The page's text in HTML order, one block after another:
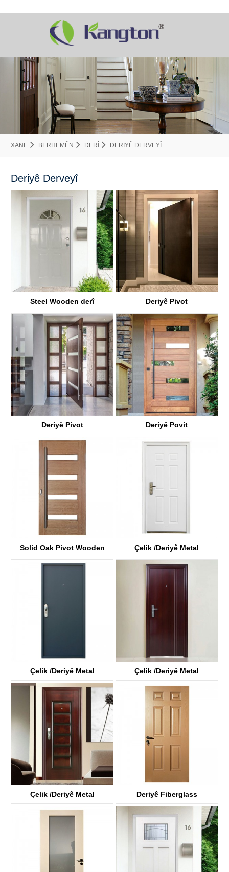
XANE BERHEMÊN DERÎ DERIYÊ DERVEYÎ
Deriyê Derveyî
Steel Wooden derî
KT3-G
Deriyê Pivot
KDPD001
Deriyê Pivot
KDPD04-G
Deriyê Povit
KDPD005
Solid Oak Pivot Wooden
derî
KD40A-G
Çelik /Deriyê Metal
KTSS-5003
Çelik /Deriyê Metal
KTSS-0001
Çelik /Deriyê Metal
KTSS1008
Çelik /Deriyê Metal
KTSS7004
Deriyê Fiberglass
KDF06